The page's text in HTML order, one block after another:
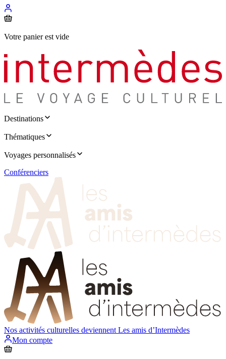
Votre panier est vide
Destinations
Thématiques
Voyages personnalisés
Conférenciers
Nos activités culturelles deviennent Les amis d’Intermèdes
Mon compte